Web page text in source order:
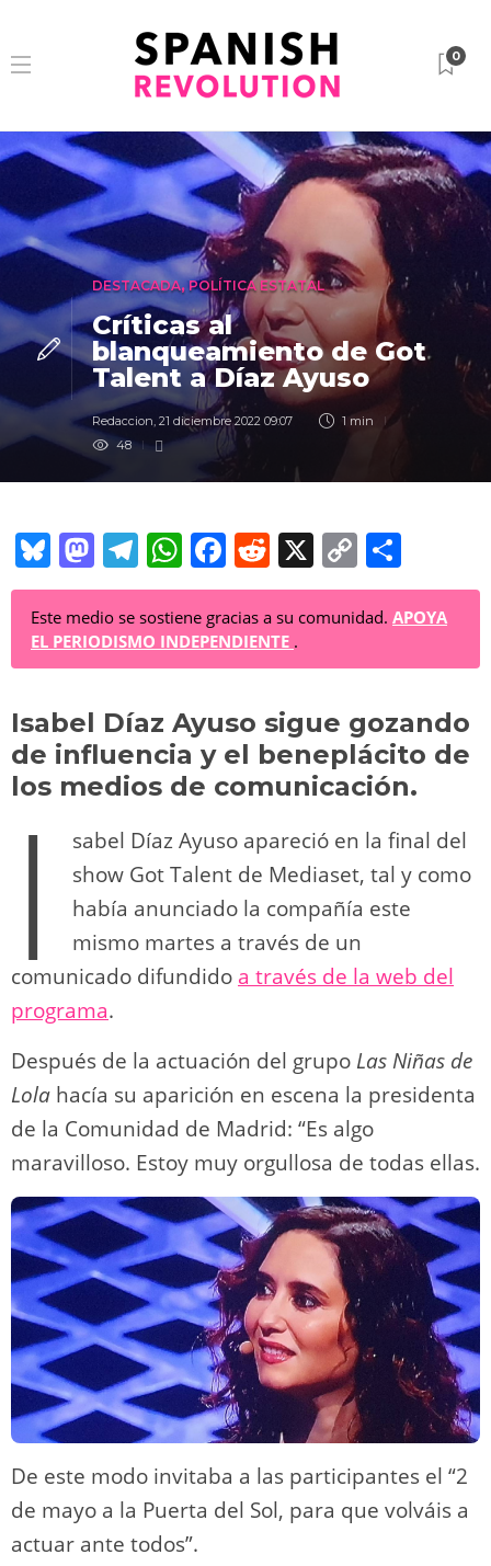
0
DESTACADA, POLÍTICA ESTATAL
Críticas al
blanqueamiento de Got
Talent a Díaz Ayuso
Redaccion, 21 diciembre 2022 09:07
1 min
48
Bl
u
e
sk
y
M
a
st
o
d
o
n
T
el
e
gr
a
m
W
h
at
s
A
p
p
F
a
c
e
b
o
o
R
e
d
di
t
X
C
o
p
y
Li
n
k
o
m
p
ar
tir
Este medio se sostiene gracias a su comunidad. APOYA
EL PERIODISMO INDEPENDIENTE .
Isabel Díaz Ayuso sigue gozando
de influencia y el beneplácito de
los medios de comunicación.
I
sabel Díaz Ayuso apareció en la final del
show Got Talent de Mediaset, tal y como
había anunciado la compañía este
mismo martes a través de un
comunicado difundido a través de la web del
programa.
Después de la actuación del grupo Las Niñas de
Lola hacía su aparición en escena la presidenta
de la Comunidad de Madrid: “Es algo
maravilloso. Estoy muy orgullosa de todas ellas.
De este modo invitaba a las participantes el “2
de mayo a la Puerta del Sol, para que volváis a
actuar ante todos”.